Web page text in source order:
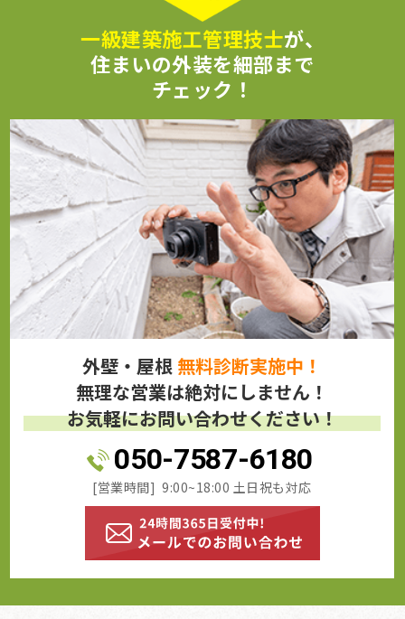
一級建築施工管理技士が、
住まいの外装を細部まで
チェック！
外壁・屋根 無料診断実施中！
無理な営業は絶対にしません！
お気軽にお問い合わせください！
050-7587-6180
[営業時間] 9:00~18:00 土日祝も対応